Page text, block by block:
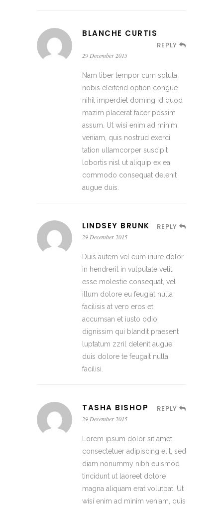
BLANCHE CURTIS
REPLY
29 December 2015
Nam liber tempor cum soluta
nobis eleifend option congue
nihil imperdiet doming id quod
mazim placerat facer possim
assum. Ut wisi enim ad minim
veniam, quis nostrud exerci
tation ullamcorper suscipit
lobortis nisl ut aliquip ex ea
commodo consequat delenit
augue duis.
LINDSEY BRUNK REPLY
29 December 2015
Duis autem vel eum iriure dolor
in hendrerit in vulputate velit
esse molestie consequat, vel
illum dolore eu feugiat nulla
facilisis at vero eros et
accumsan et iusto odio
dignissim qui blandit praesent
luptatum zzril delenit augue
duis dolore te feugait nulla
facilisi.
TASHA BISHOP REPLY
29 December 2015
Lorem ipsum dolor sit amet,
consectetuer adipiscing elit, sed
diam nonummy nibh euismod
tincidunt ut laoreet dolore
magna aliquam erat volutpat. Ut
wisi enim ad minim veniam, quis